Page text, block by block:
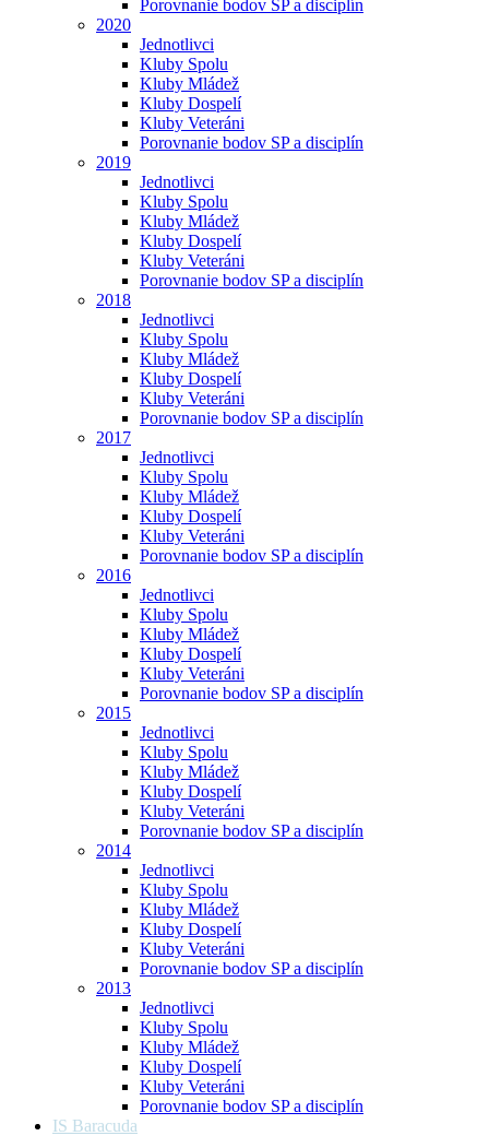
Porovnanie bodov SP a disciplín
2020
Jednotlivci
Kluby Spolu
Kluby Mládež
Kluby Dospelí
Kluby Veteráni
Porovnanie bodov SP a disciplín
2019
Jednotlivci
Kluby Spolu
Kluby Mládež
Kluby Dospelí
Kluby Veteráni
Porovnanie bodov SP a disciplín
2018
Jednotlivci
Kluby Spolu
Kluby Mládež
Kluby Dospelí
Kluby Veteráni
Porovnanie bodov SP a disciplín
2017
Jednotlivci
Kluby Spolu
Kluby Mládež
Kluby Dospelí
Kluby Veteráni
Porovnanie bodov SP a disciplín
2016
Jednotlivci
Kluby Spolu
Kluby Mládež
Kluby Dospelí
Kluby Veteráni
Porovnanie bodov SP a disciplín
2015
Jednotlivci
Kluby Spolu
Kluby Mládež
Kluby Dospelí
Kluby Veteráni
Porovnanie bodov SP a disciplín
2014
Jednotlivci
Kluby Spolu
Kluby Mládež
Kluby Dospelí
Kluby Veteráni
Porovnanie bodov SP a disciplín
2013
Jednotlivci
Kluby Spolu
Kluby Mládež
Kluby Dospelí
Kluby Veteráni
Porovnanie bodov SP a disciplín
IS Baracuda